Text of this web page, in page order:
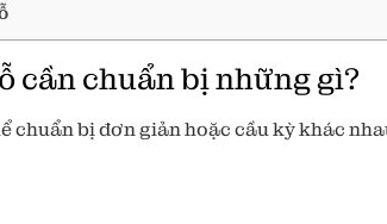
cần chuẩn bị những gì?
bị đơn giản hoặc cầu kỳ khác